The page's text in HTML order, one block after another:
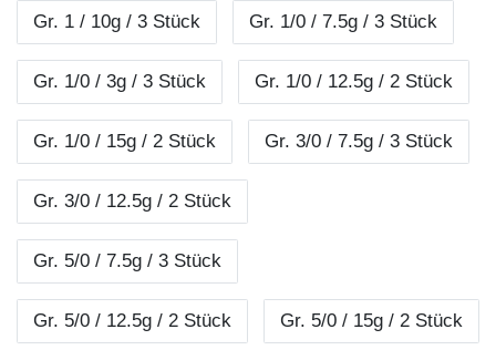
Gr. 1 / 10g / 3 Stück Gr. 1/0 / 7.5g / 3 Stück
Gr. 1/0 / 3g / 3 Stück Gr. 1/0 / 12.5g / 2 Stück
Gr. 1/0 / 15g / 2 Stück Gr. 3/0 / 7.5g / 3 Stück
Gr. 3/0 / 12.5g / 2 Stück
Gr. 5/0 / 7.5g / 3 Stück
Gr. 5/0 / 12.5g / 2 Stück Gr. 5/0 / 15g / 2 Stück